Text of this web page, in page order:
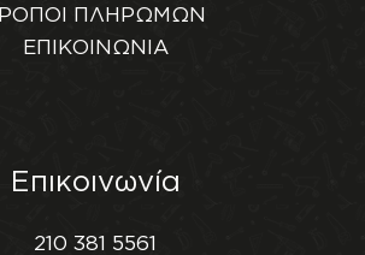
ΠΛΗΡΩΜΩΝ
ΕΠΙΚΟΙΝΩΝΙΑ
Επικοινωνία
210 381 5561